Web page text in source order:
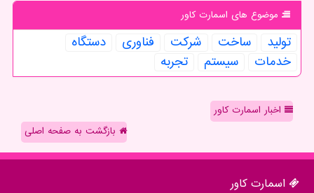
موضوع های اسمارت كاور
تولید ساخت شركت فناوری
دستگاه
خدمات
سیستم تجربه
اخبار اسمارت کاور
بازگشت به صفحه اصلی
اسمارت كاور